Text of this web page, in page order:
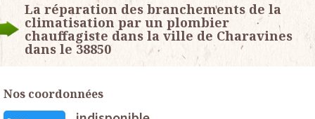
La réparation des branchements de la
climatisation par un plombier
chauffagiste dans la ville de Charavines
dans le 38850
Nos coordonnées